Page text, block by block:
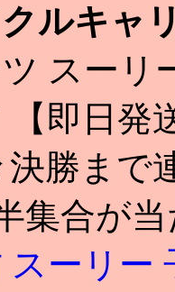
ルキャ
スーリ
【即日発
決勝まで
集合が
スーリー